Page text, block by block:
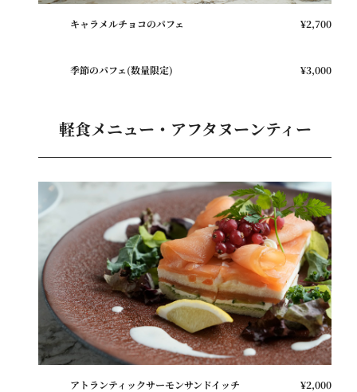
キャラメルチョコのパフェ ¥2,700
季節のパフェ(数量限定) ¥3,000
軽食メニュー・アフタヌーンティー
アトランティックサーモンサンドイッチ ¥2,000